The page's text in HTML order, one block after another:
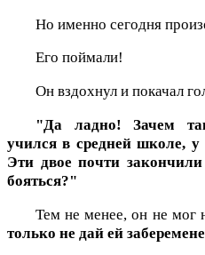
Но именно сегодня
Его поймали!
Он вздохнул и покачал
"Да ладно! Зачем
учился в средней школе,
Эти двое почти
бояться?"
Тем не менее, он не мог
только не дай ей